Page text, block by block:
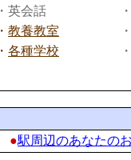
・英会話
・ 教養教室
・ 各種学校
●駅周辺のあなたの